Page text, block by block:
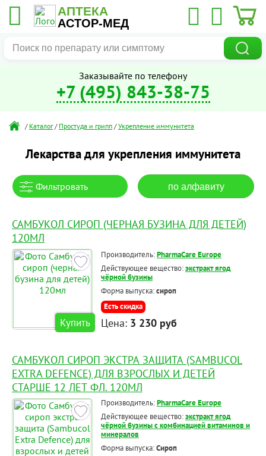
АПТЕКА
АСТОР-МЕД
Заказывайте по телефону
+7 (495) 843-38-75
/ Каталог / Простуда и грипп /Укрепление иммунитета
Лекарства для укрепления иммунитета
Фильтровать по алфавиту
САМБУКОЛ СИРОП (ЧЕРНАЯ БУЗИНА ДЛЯ ДЕТЕЙ)
120МЛ
Купить
Производитель:PharmaCare Europe
Действующее вещество:экстракт ягод
чёрной бузины
Форма выпуска:сироп
Есть скидка
Цена: 3 230 руб
САМБУКОЛ СИРОП ЭКСТРА ЗАЩИТА (SAMBUCOL
EXTRA DEFENCE) ДЛЯ ВЗРОСЛЫХ И ДЕТЕЙ
СТАРШЕ 12 ЛЕТ ФЛ. 120МЛ
Производитель:PharmaCare Europe
Действующее вещество:экстракт ягод
чёрной бузины с комбинацией витаминов и
минералов
Форма выпуска:Сироп